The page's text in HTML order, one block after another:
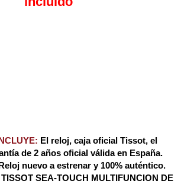
El reloj, caja oficial Tissot, el
de 2 años oficial válida en España.
nuevo a estrenar y 100% auténtico.
TISSOT SEA-TOUCH MULTIFUNCION DE